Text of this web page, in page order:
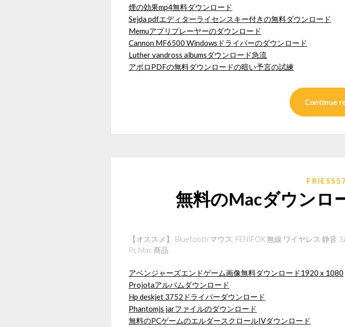
煙の効果mp4無料ダウンロード
Sejda pdfエディターライセンスキー付きの無料ダウンロード
Memuアプリプレーヤーのダウンロード
Cannon MF6500 Windowsドライバーのダウンロード
Luther vandross albumsダウンロード急流
アポロPDFの無料ダウンロードの暗い予言の試練
Continue
無料のMacダウンロ
【オススメ】 Bluetooth マウス, FENIFOX 無線 ワイヤレス 静
Pc Mac 商品
アベンジャーズエンドゲーム画像無料ダウンロード1920 x 1080
Projotaアルバムダウンロード
Hp deskjet 3752ドライバーダウンロード
Phantomjs jarファイルのダウンロード
無料のPCゲームのエルダースクロールIVダウンロード